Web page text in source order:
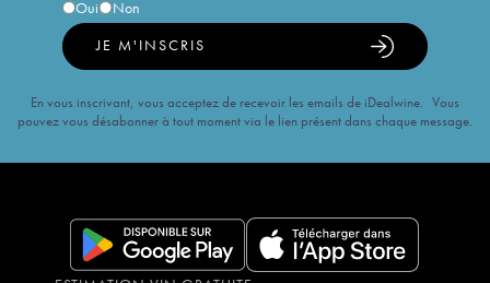
Oui
Non
JE M'INSCRIS
En vous inscrivant, vous acceptez de recevoir les emails de iDealwine. Vous
pouvez vous désabonner à tout moment via le lien présent dans chaque message.